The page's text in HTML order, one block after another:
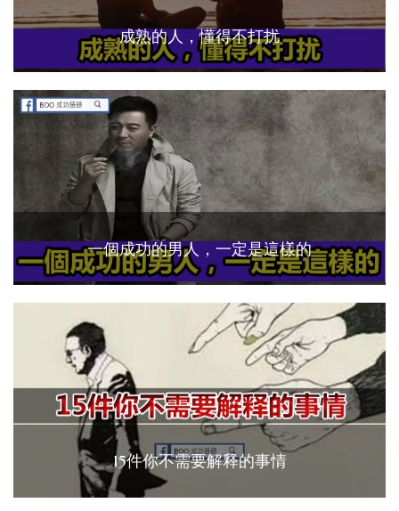
成熟的人，懂得不打扰
一個成功的男人，一定是這樣的
15件你不需要解释的事情